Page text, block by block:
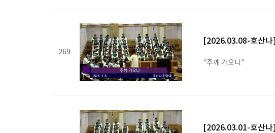
269
[2026.03.08-호산나]
"주께 가오니"
[2026.03.01-호산나]